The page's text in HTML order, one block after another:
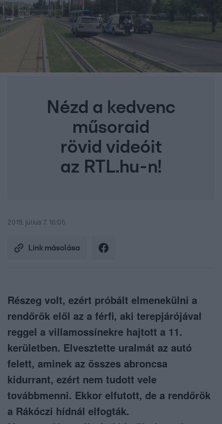
Nézd a kedvenc
műsoraid
rövid videóit
az RTL.hu-n!
2019. július 7. 16:05
Link másolása
Részeg volt, ezért próbált elmenekülni a
rendőrök elől az a férfi, aki terepjárójával
reggel a villamossínekre hajtott a 11.
kerületben. Elvesztette uralmát az autó
felett, aminek az összes abroncsa
kidurrant, ezért nem tudott vele
továbbmenni. Ekkor elfutott, de a rendőrök
a Rákóczi hídnál elfogták.